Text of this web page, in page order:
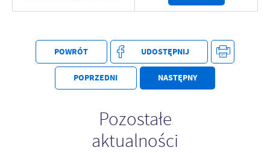
POWRÓT UDOSTĘPNIJ
POPRZEDNI NASTĘPNY
Pozostałe
aktualności